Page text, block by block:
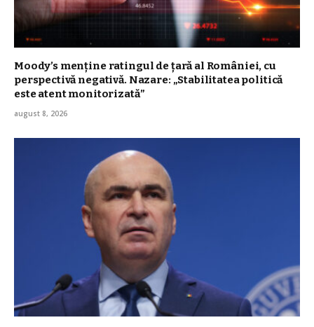
Moody’s menține ratingul de țară al României, cu
perspectivă negativă. Nazare: „Stabilitatea politică
este atent monitorizată”
august 8, 2026